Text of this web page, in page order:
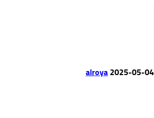
alroya2025-05-04